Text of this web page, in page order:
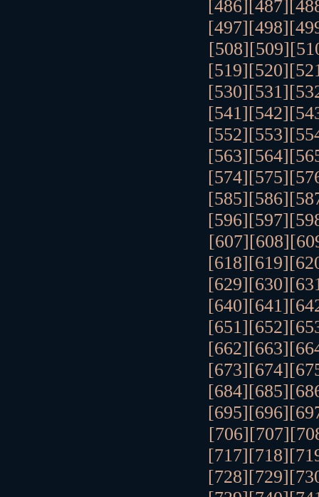
[486][487]
[497][498]
[508][509]
[519][520]
[530][531]
[541][542]
[552][553]
[563][564]
[574][575]
[585][586]
[596][597]
[607][608]
[618][619]
[629][630]
[640][641]
[651][652]
[662][663]
[673][674]
[684][685]
[695][696]
[706][707]
[717][718]
[728][729]